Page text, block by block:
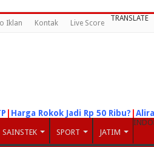
Iklan Kontak Live Score
TRANSLATE
Harga Rokok Jadi Rp 50 Ribu?
SAINSTEK SPORT JATIM